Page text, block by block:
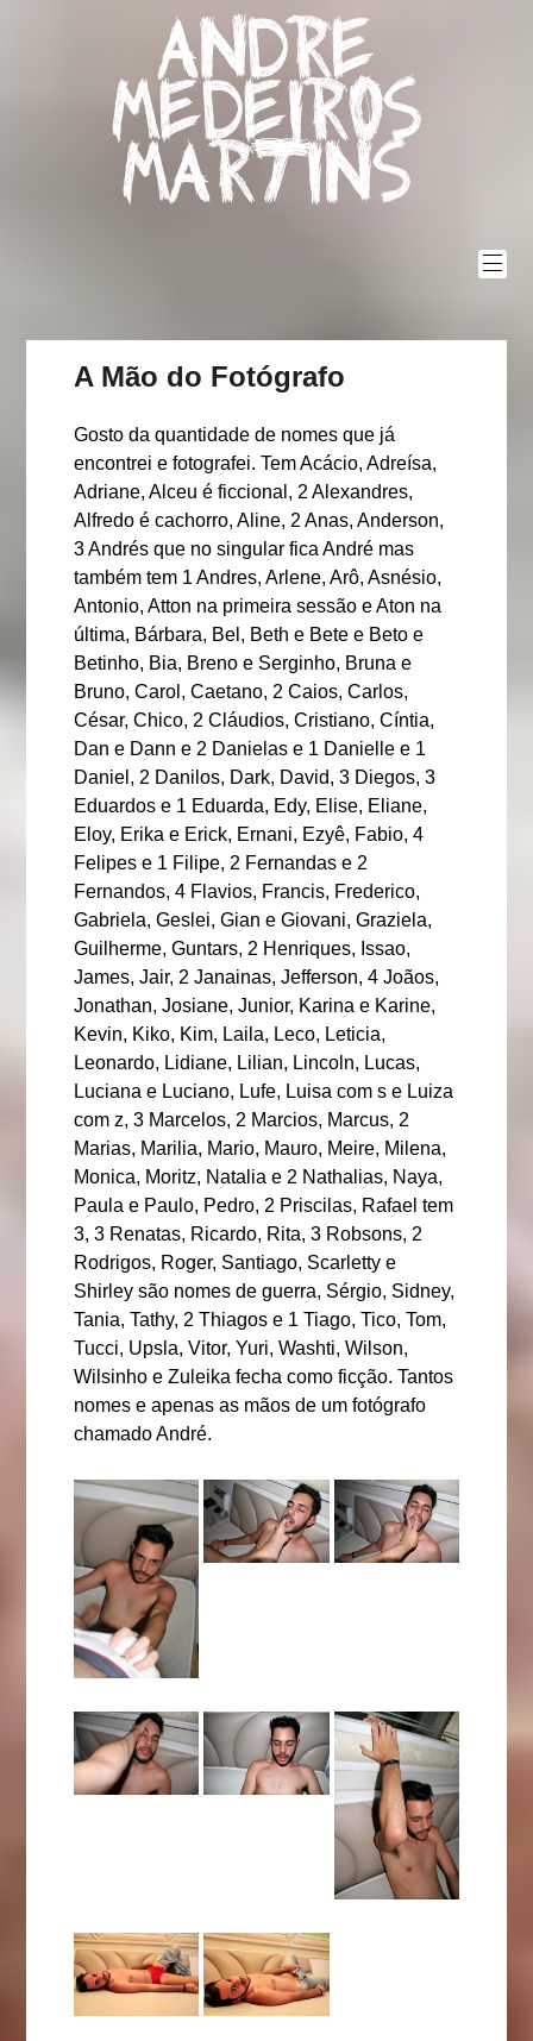
Andre
Medeiros
Martins
A Mão do Fotógrafo
Gosto da quantidade de nomes que já
encontrei e fotografei. Tem Acácio, Adreísa,
Adriane, Alceu é ficcional, 2 Alexandres,
Alfredo é cachorro, Aline, 2 Anas, Anderson,
3 Andrés que no singular fica André mas
também tem 1 Andres, Arlene, Arô, Asnésio,
Antonio, Atton na primeira sessão e Aton na
última, Bárbara, Bel, Beth e Bete e Beto e
Betinho, Bia, Breno e Serginho, Bruna e
Bruno, Carol, Caetano, 2 Caios, Carlos,
César, Chico, 2 Cláudios, Cristiano, Cíntia,
Dan e Dann e 2 Danielas e 1 Danielle e 1
Daniel, 2 Danilos, Dark, David, 3 Diegos, 3
Eduardos e 1 Eduarda, Edy, Elise, Eliane,
Eloy, Erika e Erick, Ernani, Ezyê, Fabio, 4
Felipes e 1 Filipe, 2 Fernandas e 2
Fernandos, 4 Flavios, Francis, Frederico,
Gabriela, Geslei, Gian e Giovani, Graziela,
Guilherme, Guntars, 2 Henriques, Issao,
James, Jair, 2 Janainas, Jefferson, 4 Joãos,
Jonathan, Josiane, Junior, Karina e Karine,
Kevin, Kiko, Kim, Laila, Leco, Leticia,
Leonardo, Lidiane, Lilian, Lincoln, Lucas,
Luciana e Luciano, Lufe, Luisa com s e Luiza
com z, 3 Marcelos, 2 Marcios, Marcus, 2
Marias, Marilia, Mario, Mauro, Meire, Milena,
Monica, Moritz, Natalia e 2 Nathalias, Naya,
Paula e Paulo, Pedro, 2 Priscilas, Rafael tem
3, 3 Renatas, Ricardo, Rita, 3 Robsons, 2
Rodrigos, Roger, Santiago, Scarletty e
Shirley são nomes de guerra, Sérgio, Sidney,
Tania, Tathy, 2 Thiagos e 1 Tiago, Tico, Tom,
Tucci, Upsla, Vitor, Yuri, Washti, Wilson,
Wilsinho e Zuleika fecha como ficção. Tantos
nomes e apenas as mãos de um fotógrafo
chamado André.